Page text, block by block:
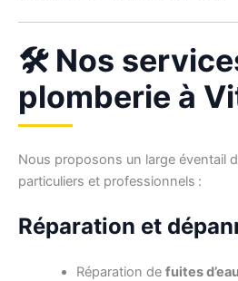
🛠️ Nos
plomberie à
Nous proposons un large éventail
particuliers et professionnels :
Réparation et
Réparation de fuites d’eau